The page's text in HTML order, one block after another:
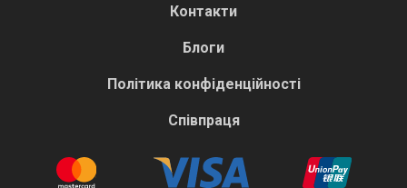
Контакти
Блоги
Політика конфіденційності
Співпраця